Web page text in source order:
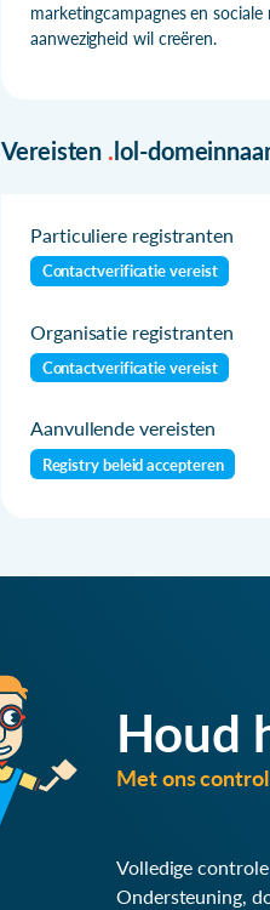
marketingcampagnes en
aanwezigheid wil creëren.
Vereisten .lol-
Particuliere registranten
Contactverificatie vereist
Organisatie registranten
Contactverificatie vereist
Aanvullende vereisten
Registry beleid accepteren
Houd
Met ons
Volledige
Ondersteuning,